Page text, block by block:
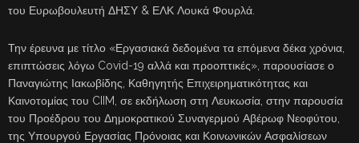
του Ευρωβουλευτή ΔΗΣΥ & ΕΛΚ Λουκά Φουρλά.
Την έρευνα με τίτλο «Εργασιακά δεδομένα τα επόμενα δέκα χρόνια,
επιπτώσεις λόγω Covid-19 αλλά και προοπτικές», παρουσίασε ο
Παναγιώτης Ιακωβίδης, Καθηγητής Επιχειρηματικότητας και
Καινοτομίας του CIIM, σε εκδήλωση στη Λευκωσία, στην παρουσία
του Προέδρου του Δημοκρατικού Συναγερμού Αβέρωφ Νεοφύτου,
της Υπουργού Εργασίας Πρόνοιας και Κοινωνικών Ασφαλίσεων